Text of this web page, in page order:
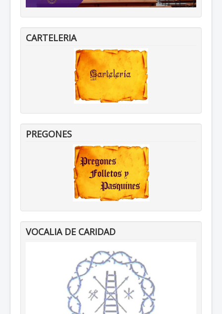
CARTELERIA
PREGONES
VOCALIA DE CARIDAD